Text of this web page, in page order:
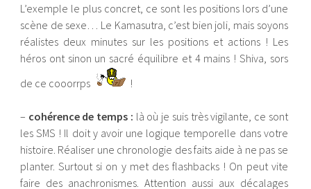
L’exemple le plus concret, ce sont les positions lors d’une
scène de sexe… Le Kamasutra, c’est bien joli, mais soyons
réalistes deux minutes sur les positions et actions ! Les
héros ont sinon un sacré équilibre et 4 mains ! Shiva, sors
de ce cooorrps
!
– cohérence de temps : là où je suis très vigilante, ce sont
les SMS ! Il doit y avoir une logique temporelle dans votre
histoire. Réaliser une chronologie des faits aide à ne pas se
planter. Surtout si on y met des flashbacks ! On peut vite
faire des anachronismes. Attention aussi aux décalages